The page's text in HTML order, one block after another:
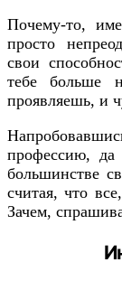
Почему-то,
просто
свои
тебе больше
проявляешь, и
профессию,
большинстве
считая, что
Зачем,